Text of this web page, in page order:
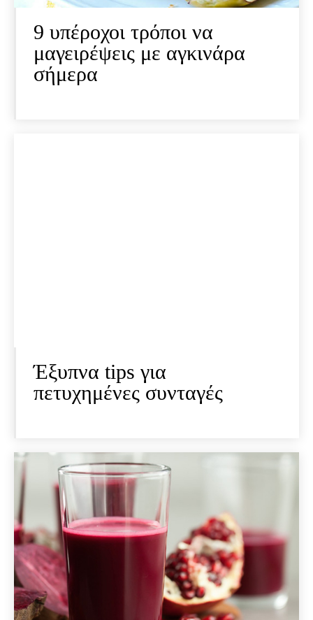
9 υπέροχοι τρόποι να
μαγειρέψεις με αγκινάρα
σήμερα
Έξυπνα tips για
πετυχημένες συνταγές